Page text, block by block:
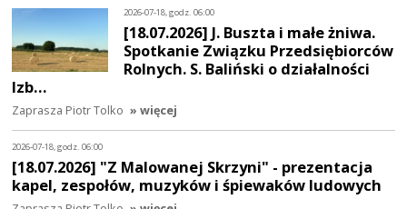
2026-07-18, godz. 06:00
[18.07.2026] J. Buszta i małe żniwa.
Spotkanie Związku Przedsiębiorców
Rolnych. S. Baliński o działalności
Izb…
Zaprasza Piotr Tolko » więcej
2026-07-18, godz. 06:00
[18.07.2026] "Z Malowanej Skrzyni" - prezentacja
kapel, zespołów, muzyków i śpiewaków ludowych